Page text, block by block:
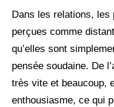
Dans les relations, les
perçues comme
qu’elles sont
pensée soudaine. De
très vite et beaucoup,
enthousiasme, ce qui